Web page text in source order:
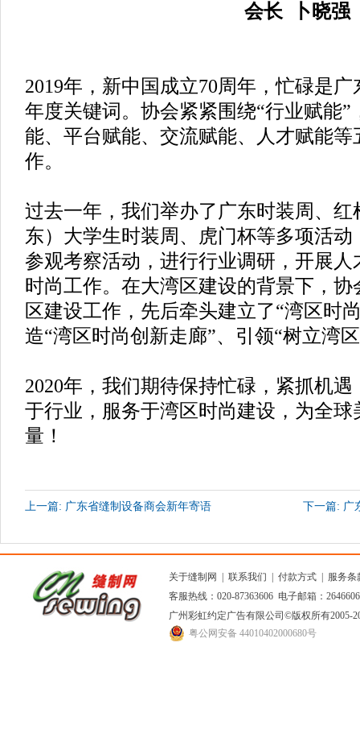
会长 卜晓强
2019年，新中国成立70周年，忙碌是
年度关键词。协会紧紧围绕“行业赋能
能、平台赋能、交流赋能、人才赋能
作。
过去一年，我们举办了广东时装周、
东）大学生时装周、虎门杯等多项活
参观考察活动，进行行业调研，开展
时尚工作。在大湾区建设的背景下，
区建设工作，先后牵头建立了“湾区时
造“湾区时尚创新走廊”、引领“树立湾
2020年，我们期待保持忙碌，紧抓机
于行业，服务于湾区时尚建设，为全
量！
上一篇: 广东省缝制设备商会新年寄语 下一篇: 广
关于缝制网 联系我们 付款方式
服务条
客服热线：020-87363606 电子邮箱：
广州彩虹约定广告有限公司 ©版权所有2005-
粤公网安备 44010402000680号